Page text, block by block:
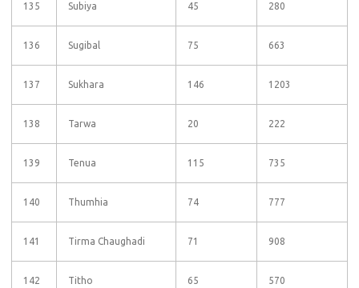
135 Subiya 45 280
136 Sugibal 75 663
137 Sukhara 146 1203
138 Tarwa 20 222
139 Tenua 115 735
140 Thumhia 74 777
141 Tirma Chaughadi 71 908
142 Titho 65 570